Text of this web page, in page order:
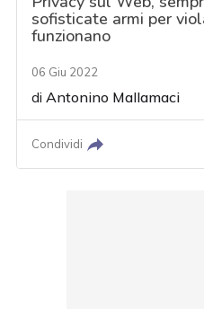
sofisticate armi per
funzionano
06 Giu 2022
diAntonino Mallamaci
Condividi